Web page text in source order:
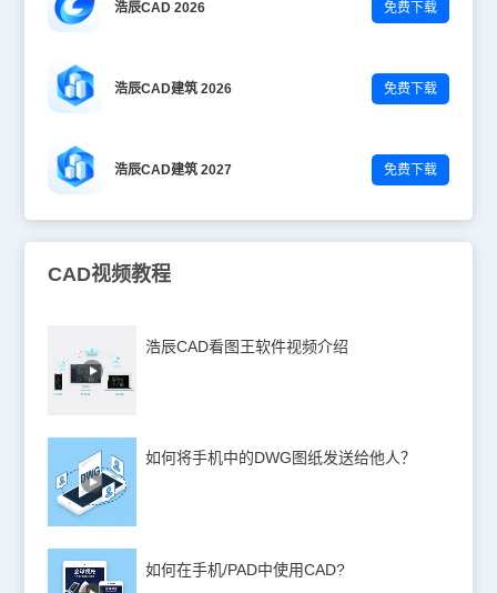
浩辰CAD 2026 免费下载
浩辰CAD建筑 2026 免费下载
浩辰CAD建筑 2027 免费下载
CAD视频教程
浩辰CAD看图王软件视频介绍
如何将手机中的DWG图纸发送给他人？
如何在手机/PAD中使用CAD?